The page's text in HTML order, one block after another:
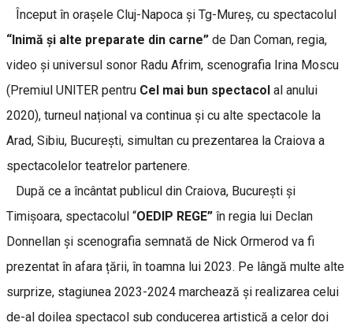
Început în orașele Cluj-Napoca și Tg-Mureș, cu spectacolul
“Inimă și alte preparate din carne” de Dan Coman, regia,
video și universul sonor Radu Afrim, scenografia Irina Moscu
(Premiul UNITER pentru Cel mai bun spectacol al anului
2020), turneul național va continua și cu alte spectacole la
Arad, Sibiu, București, simultan cu prezentarea la Craiova a
spectacolelor teatrelor partenere.
După ce a încântat publicul din Craiova, București și
Timișoara, spectacolul “OEDIP REGE” în regia lui Declan
Donnellan și scenografia semnată de Nick Ormerod va fi
prezentat în afara țării, în toamna lui 2023. Pe lângă multe alte
surprize, stagiunea 2023-2024 marchează și realizarea celui
de-al doilea spectacol sub conducerea artistică a celor doi